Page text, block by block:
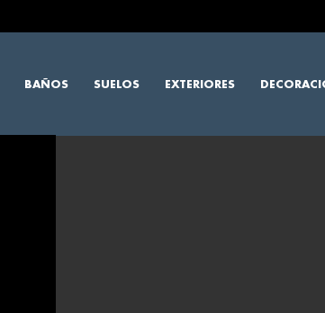
BAÑOS SUELOS EXTERIORES